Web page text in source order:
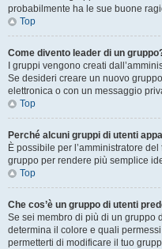
probabilmente ha le sue buone
Top
Come divento leader di un
I gruppi vengono creati
Se desideri creare un nuovo
elettronica o con un messaggio
Top
Perché alcuni gruppi di utenti
È possibile per l’amministratore
gruppo per rendere più semplice
Top
Che cos’è un gruppo di utenti
Se sei membro di più di un gruppo
determina il colore e quali
permetterti di modificare il tuo